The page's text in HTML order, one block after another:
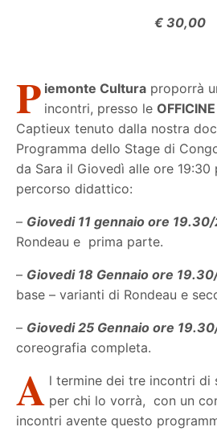
€ 30,00
P iemonte Cultura proporrà
incontri, presso le
Captieux tenuto dalla nostra
Programma dello Stage di
da Sara il Giovedì alle ore 19:30
percorso didattico:
– Giovedi 11 gennaio ore 19.30/
Rondeau e prima parte.
– Giovedi 18 Gennaio ore
base – varianti di Rondeau e
– Giovedi 25 Gennaio ore
coreografia completa.
A l termine dei tre incontri di
per chi lo vorrà, con un
incontri avente questo